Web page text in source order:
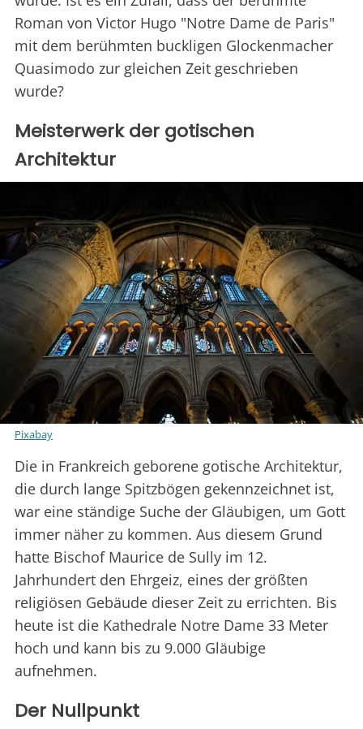
Roman von Victor Hugo "Notre Dame de Paris"
mit dem berühmten buckligen Glockenmacher
Quasimodo zur gleichen Zeit geschrieben
wurde?
Meisterwerk der gotischen
Architektur
Pixabay
Die in Frankreich geborene gotische Architektur,
die durch lange Spitzbögen gekennzeichnet ist,
war eine ständige Suche der Gläubigen, um Gott
immer näher zu kommen. Aus diesem Grund
hatte Bischof Maurice de Sully im 12.
Jahrhundert den Ehrgeiz, eines der größten
religiösen Gebäude dieser Zeit zu errichten. Bis
heute ist die Kathedrale Notre Dame 33 Meter
hoch und kann bis zu 9.000 Gläubige
aufnehmen.
Der Nullpunkt